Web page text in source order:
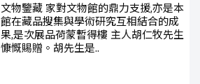
文物鑒藏 家對文物館的鼎力支援,亦是本
館在藏品搜集與學術研究互相結合的成
果,是次展品荷蒙暫得樓 主人胡仁牧先生
慷慨賜贈。胡先生是..